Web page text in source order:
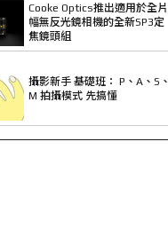
Cooke Optics推出適用於全片
幅無反光鏡相機的全新SP3定
焦鏡頭組
攝影新手 基礎班： P、A、S、
M 拍攝模式 先搞懂